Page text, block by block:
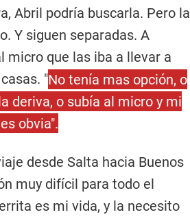
Abril podría buscarla. Pero la
Y siguen separadas. A
micro que las iba a llevar a
"No tenía mas opción, o
deriva, o subía al micro y mi
obvia".
desde Salta hacia Buenos
muy difícil para todo el
es mi vida, y la necesito